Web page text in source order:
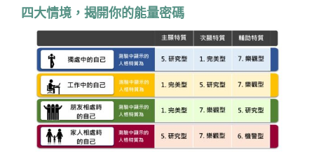
四大情境，揭開你的能量密碼